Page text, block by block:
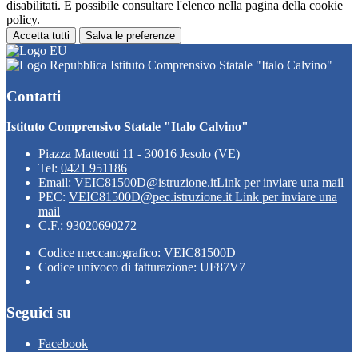
disabilitati. È possibile consultare l'elenco nella pagina della cookie
policy.
Accetta tutti Salva le preferenze
Istituto Comprensivo Statale "Italo Calvino"
Contatti
Istituto Comprensivo Statale "Italo Calvino"
Piazza Matteotti 11 - 30016 Jesolo (VE)
Tel: 0421 951186
Email: VEIC81500D@istruzione.itLink per inviare una mail
PEC: VEIC81500D@pec.istruzione.itLink per inviare una
mail
C.F.: 93020690272
Codice meccanografico: VEIC81500D
Codice univoco di fatturazione: UF87V7
Seguici su
Facebook